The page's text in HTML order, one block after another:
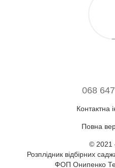
068
Контактна
Повна
© 2021
Розплідник відбірних
ФОП Онипенко